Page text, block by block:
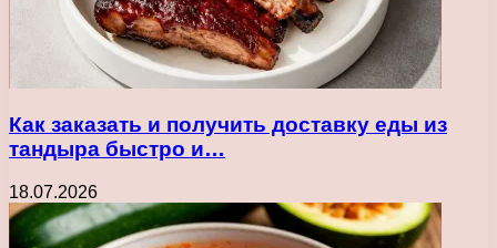
Как заказать и получить доставку еды из
тандыра быстро и…
18.07.2026